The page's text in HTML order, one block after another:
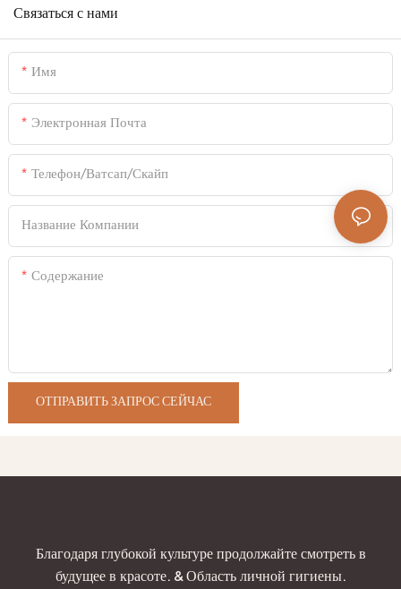
Связаться с нами
Имя
Электронная Почта
Телефон/ватсап/скайп
Название Компании
Содержание
ОТПРАВИТЬ ЗАПРОС СЕЙЧАС
Благодаря глубокой культуре продолжайте смотреть в
будущее в красоте. & Область личной гигиены.